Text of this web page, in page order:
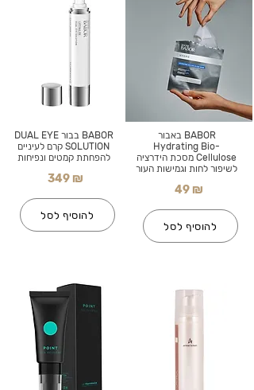
BABOR בבור DUAL EYE
SOLUTION קרם לעיניים
להפחתת קמטים ונפיחות
349 ₪
להוסיף לסל
BABOR באבור
Hydrating Bio-
Cellulose מסכת הידרציה
לשיפור לחות וגמישות העור
49 ₪
להוסיף לסל